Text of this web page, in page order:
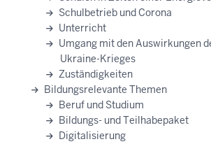
Schulbetrieb und Corona
Unterricht
Umgang mit den Auswirkungen
Ukraine-Krieges
Zuständigkeiten
Bildungsrelevante Themen
Beruf und Studium
Bildungs- und Teilhabepaket
Digitalisierung